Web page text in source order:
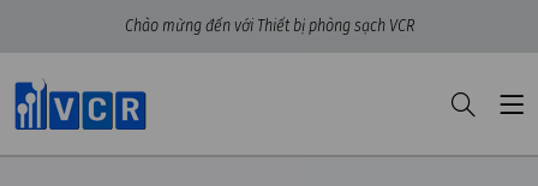
Chào mừng đến với Thiết bị phòng sạch VCR